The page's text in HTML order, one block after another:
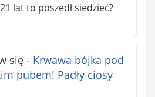
lat to poszedł siedzieć?
się- Krwawa bójka pod
pubem! Padły ciosy